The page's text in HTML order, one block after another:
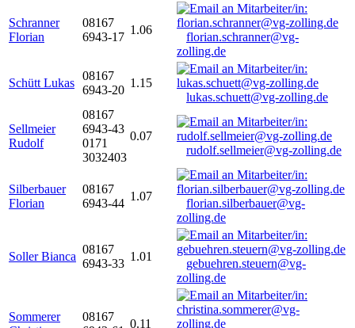
Schranner
Florian
08167
6943-17
1.06
florian.schranner@vg-
zolling.de
Schütt Lukas
08167
6943-20
1.15
lukas.schuett@vg-zolling.de
Sellmeier
Rudolf
08167
6943-43
0171
3032403
0.07
rudolf.sellmeier@vg-zolling.de
Silberbauer
Florian
08167
6943-44
1.07
florian.silberbauer@vg-
zolling.de
Soller Bianca
08167
6943-33
1.01
gebuehren.steuern@vg-
zolling.de
Sommerer
08167
0.11